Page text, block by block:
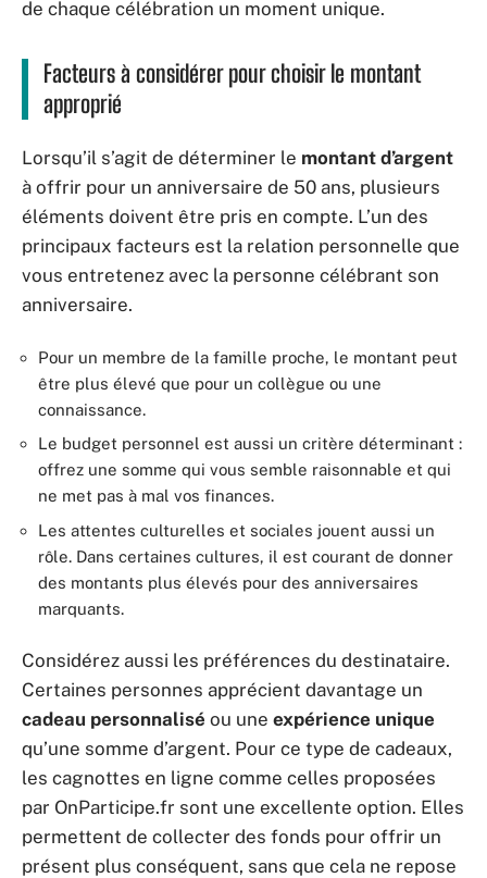
de chaque célébration un moment unique.
Facteurs à considérer pour choisir le montant
approprié
Lorsqu’il s’agit de déterminer le montant d’argent
à offrir pour un anniversaire de 50 ans, plusieurs
éléments doivent être pris en compte. L’un des
principaux facteurs est la relation personnelle que
vous entretenez avec la personne célébrant son
anniversaire.
Pour un membre de la famille proche, le montant peut
être plus élevé que pour un collègue ou une
connaissance.
Le budget personnel est aussi un critère déterminant :
offrez une somme qui vous semble raisonnable et qui
ne met pas à mal vos finances.
Les attentes culturelles et sociales jouent aussi un
rôle. Dans certaines cultures, il est courant de donner
des montants plus élevés pour des anniversaires
marquants.
Considérez aussi les préférences du destinataire.
Certaines personnes apprécient davantage un
cadeau personnalisé ou une expérience unique
qu’une somme d’argent. Pour ce type de cadeaux,
les cagnottes en ligne comme celles proposées
par OnParticipe.fr sont une excellente option. Elles
permettent de collecter des fonds pour offrir un
présent plus conséquent, sans que cela ne repose